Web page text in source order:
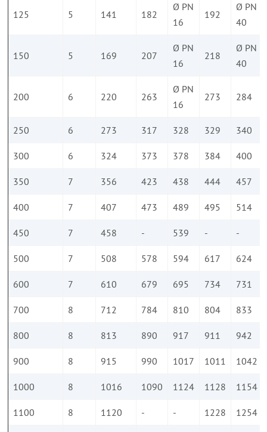
125 5 141 182
Ø PN
16
192
Ø PN
40
150 5 169 207
Ø PN
16
218
Ø PN
40
200 6 220 263
Ø PN
16
273 284
250 6 273 317 328 329 340
300 6 324 373 378 384 400
350 7 356 423 438 444 457
400 7 407 473 489 495 514
450 7 458 - 539 - -
500 7 508 578 594 617 624
600 7 610 679 695 734 731
700 8 712 784 810 804 833
800 8 813 890 917 911 942
900 8 915 990 1017 1011 1042
1000 8 1016 1090 1124 1128 1154
1100 8 1120 - - 1228 1254